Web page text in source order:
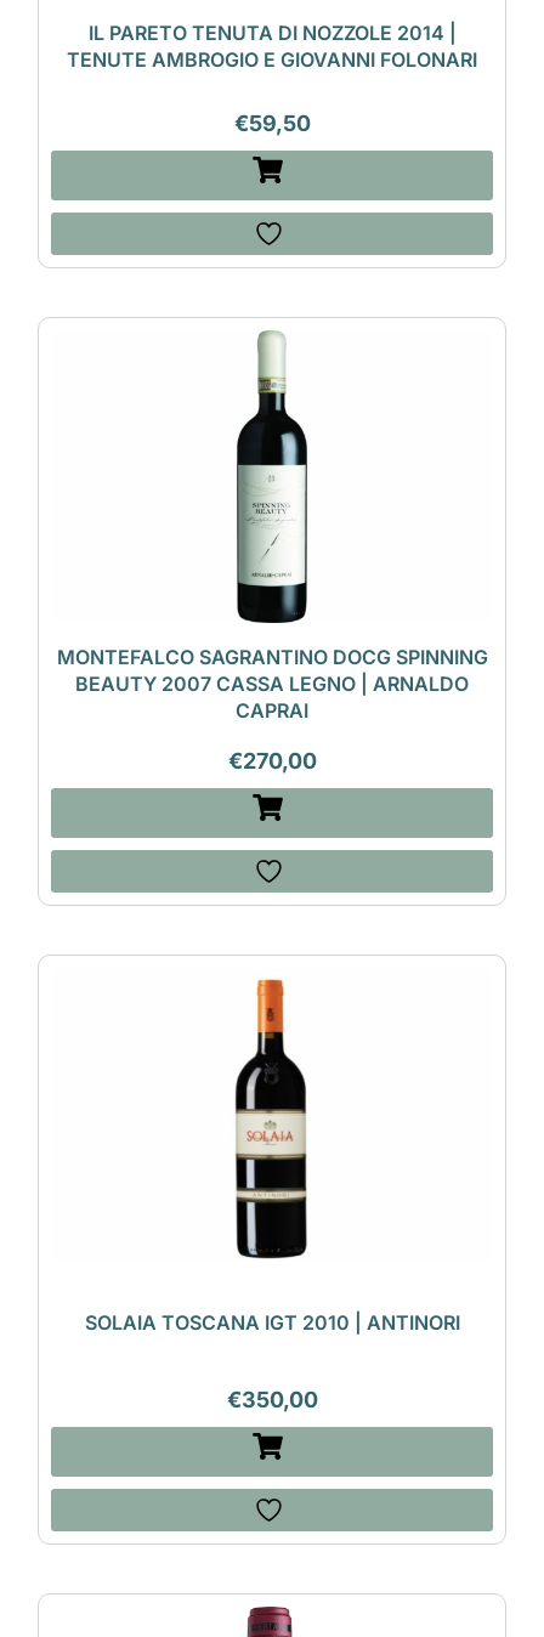
IL PARETO TENUTA DI NOZZOLE 2014 |
TENUTE AMBROGIO E GIOVANNI FOLONARI
€59,50
MONTEFALCO SAGRANTINO DOCG SPINNING
BEAUTY 2007 CASSA LEGNO | ARNALDO
CAPRAI
€270,00
SOLAIA TOSCANA IGT 2010 | ANTINORI
€350,00